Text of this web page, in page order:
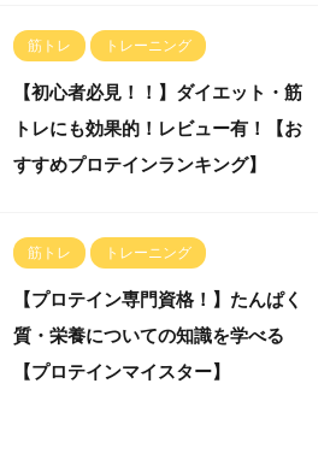
筋トレ トレーニング
【初心者必見！！】ダイエット・筋
トレにも効果的！レビュー有！【お
すすめプロテインランキング】
筋トレ トレーニング
【プロテイン専門資格！】たんぱく
質・栄養についての知識を学べる
【プロテインマイスター】